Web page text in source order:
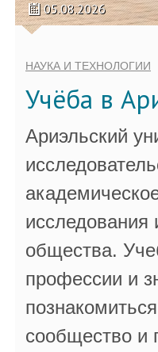
05.08.2026
НАУКА И ТЕХНОЛОГИИ
Учёба в
Ариэльский
исследования
общества.
профессии и
сообщество и